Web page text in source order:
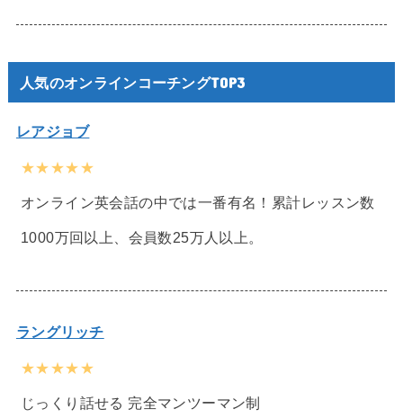
人気のオンラインコーチングTOP3
レアジョブ
★★★★★
オンライン英会話の中では一番有名！累計レッスン数
1000万回以上、会員数25万人以上。
ラングリッチ
★★★★★
じっくり話せる 完全マンツーマン制